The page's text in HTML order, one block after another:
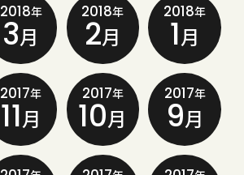
2018年
3月
2018年
2月
2018年
1月
2017年
11月
2017年
10月
2017年
9月